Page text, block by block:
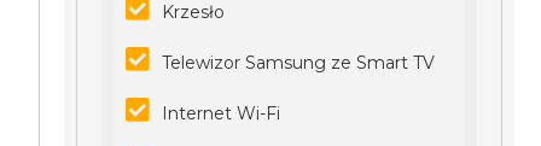
Krzesło
Telewizor Samsung ze Smart TV
Internet Wi-Fi